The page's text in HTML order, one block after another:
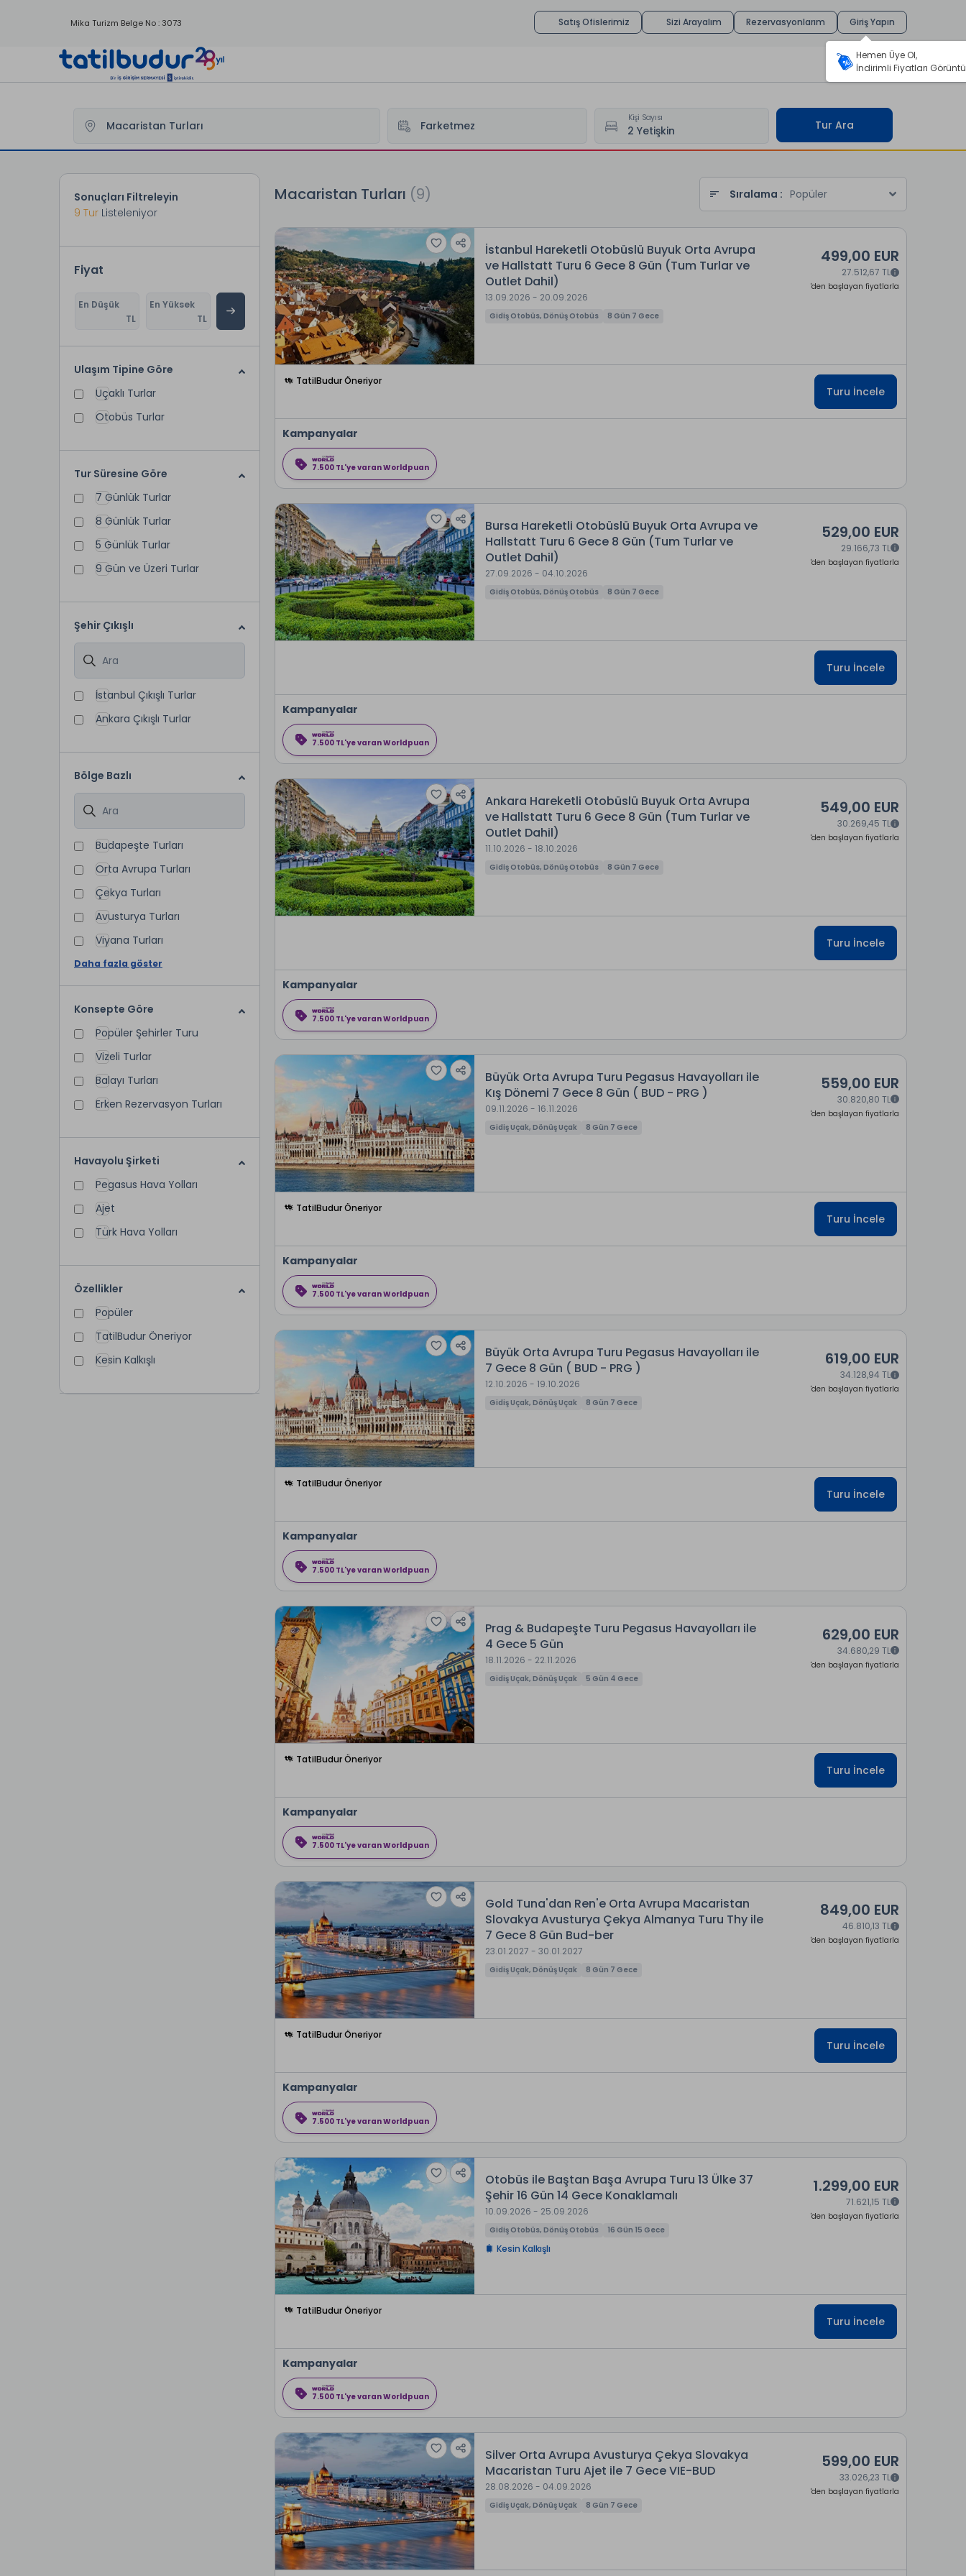
Mika Turizm Belge No : 3073 Satış Ofislerimiz Sizi Arayalım Rezervasyonlarım Giriş Yapın
Kişi Sayısı
Tur Ara
Sonuçları Filtreleyin
9 Tur Listeleniyor
Fiyat
En Düşük
TL
En Yüksek
TL
Ulaşım Tipine Göre
Uçaklı Turlar
Otobüs Turlar
Tur Süresine Göre
7 Günlük Turlar
8 Günlük Turlar
5 Günlük Turlar
9 Gün ve Üzeri Turlar
Şehir Çıkışlı
İstanbul Çıkışlı Turlar
Ankara Çıkışlı Turlar
Bölge Bazlı
Budapeşte Turları
Orta Avrupa Turları
Çekya Turları
Avusturya Turları
Viyana Turları
Daha fazla göster
Konsepte Göre
Popüler Şehirler Turu
Vizeli Turlar
Balayı Turları
Erken Rezervasyon Turları
Havayolu Şirketi
Pegasus Hava Yolları
Ajet
Türk Hava Yolları
Özellikler
Popüler
TatilBudur Öneriyor
Kesin Kalkışlı
Sıralama : Popüler
Macaristan Turları (9)
İstanbul Hareketli Otobüslü Buyuk Orta Avrupa
ve Hallstatt Turu 6 Gece 8 Gün (Tum Turlar ve
Outlet Dahil)
13.09.2026 - 20.09.2026
Gidiş Otobüs, Dönüş Otobüs 8 Gün 7 Gece
499,00 EUR
27.512,67 TL
'den başlayan fiyatlarla
TatilBudur Öneriyor
Turu İncele
Kampanyalar
7.500 TL'ye varan Worldpuan
Bursa Hareketli Otobüslü Buyuk Orta Avrupa ve
Hallstatt Turu 6 Gece 8 Gün (Tum Turlar ve
Outlet Dahil)
27.09.2026 - 04.10.2026
Gidiş Otobüs, Dönüş Otobüs 8 Gün 7 Gece
529,00 EUR
29.166,73 TL
'den başlayan fiyatlarla
Turu İncele
Kampanyalar
7.500 TL'ye varan Worldpuan
Ankara Hareketli Otobüslü Buyuk Orta Avrupa
ve Hallstatt Turu 6 Gece 8 Gün (Tum Turlar ve
Outlet Dahil)
11.10.2026 - 18.10.2026
Gidiş Otobüs, Dönüş Otobüs 8 Gün 7 Gece
549,00 EUR
30.269,45 TL
'den başlayan fiyatlarla
Turu İncele
Kampanyalar
7.500 TL'ye varan Worldpuan
Büyük Orta Avrupa Turu Pegasus Havayolları ile
Kış Dönemi 7 Gece 8 Gün ( BUD - PRG )
09.11.2026 - 16.11.2026
Gidiş Uçak, Dönüş Uçak 8 Gün 7 Gece
559,00 EUR
30.820,80 TL
'den başlayan fiyatlarla
TatilBudur Öneriyor
Turu İncele
Kampanyalar
7.500 TL'ye varan Worldpuan
Büyük Orta Avrupa Turu Pegasus Havayolları ile
7 Gece 8 Gün ( BUD - PRG )
12.10.2026 - 19.10.2026
Gidiş Uçak, Dönüş Uçak 8 Gün 7 Gece
619,00 EUR
34.128,94 TL
'den başlayan fiyatlarla
TatilBudur Öneriyor
Turu İncele
Kampanyalar
7.500 TL'ye varan Worldpuan
Prag & Budapeşte Turu Pegasus Havayolları ile
4 Gece 5 Gün
18.11.2026 - 22.11.2026
Gidiş Uçak, Dönüş Uçak 5 Gün 4 Gece
629,00 EUR
34.680,29 TL
'den başlayan fiyatlarla
TatilBudur Öneriyor
Turu İncele
Kampanyalar
7.500 TL'ye varan Worldpuan
Gold Tuna'dan Ren'e Orta Avrupa Macaristan
Slovakya Avusturya Çekya Almanya Turu Thy ile
7 Gece 8 Gün Bud-ber
23.01.2027 - 30.01.2027
Gidiş Uçak, Dönüş Uçak 8 Gün 7 Gece
849,00 EUR
46.810,13 TL
'den başlayan fiyatlarla
TatilBudur Öneriyor
Turu İncele
Kampanyalar
7.500 TL'ye varan Worldpuan
Otobüs ile Baştan Başa Avrupa Turu 13 Ülke 37
Şehir 16 Gün 14 Gece Konaklamalı
10.09.2026 - 25.09.2026
Gidiş Otobüs, Dönüş Otobüs 16 Gün 15 Gece
Kesin Kalkışlı
1.299,00 EUR
71.621,15 TL
'den başlayan fiyatlarla
TatilBudur Öneriyor
Turu İncele
Kampanyalar
7.500 TL'ye varan Worldpuan
Silver Orta Avrupa Avusturya Çekya Slovakya
Macaristan Turu Ajet ile 7 Gece VIE-BUD
28.08.2026 - 04.09.2026
Gidiş Uçak, Dönüş Uçak 8 Gün 7 Gece
599,00 EUR
33.026,23 TL
'den başlayan fiyatlarla
Hemen Üye Ol,
İndirimli Fiyatları